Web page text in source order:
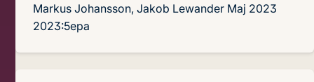
Markus Johansson, Jakob Lewander Maj 2023
2023:5epa